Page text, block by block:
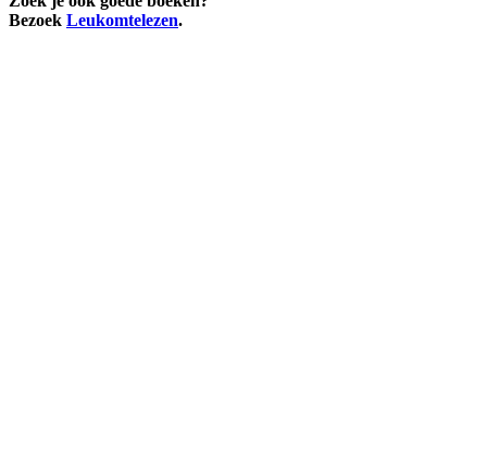
Bezoek Leukomtelezen.